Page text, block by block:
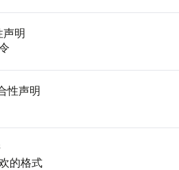
声明
性声明
的格式